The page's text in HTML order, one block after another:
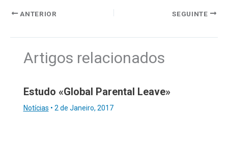
ANTERIOR SEGUINTE
Artigos relacionados
Estudo «Global Parental Leave»
Notícias • 2 de Janeiro, 2017